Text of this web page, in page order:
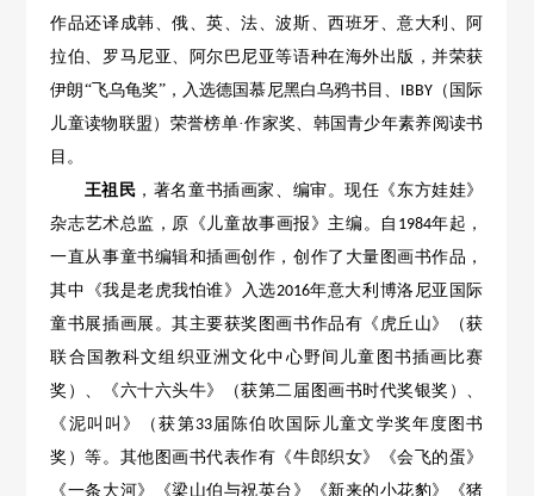
作品还译成韩、俄、英、法、波斯、西班牙、意大利、阿
拉伯、罗马尼亚、阿尔巴尼亚等语种在海外出版，并荣获
伊朗“飞乌龟奖”，入选德国慕尼黑白乌鸦书目、 IBBY （国际
儿童读物联盟）荣誉榜单·作家奖、韩国青少年素养阅读书
目。
王祖民 ，著名童书插画家、编审。现任《东方娃娃》
杂志艺术总监，原《儿童故事画报》主编。自 1984年起，
一直从事童书编辑和插画创作，创作了大量图画书作品，
其中《我是老虎我怕谁》入选2016年意大利博洛尼亚国际
童书展插画展。其主要获奖图画书作品有《虎丘山》（获
联合国教科文组织亚洲文化中心野间儿童图书插画比赛
奖）、《六十六头牛》（获第二届图画书时代奖银奖）、
《泥叫叫》（获第33届陈伯吹国际儿童文学奖年度图书
奖）等。其他图画书代表作有《牛郎织女》《会飞的蛋》
《一条大河》《梁山伯与祝英台》《新来的小花豹》《猪